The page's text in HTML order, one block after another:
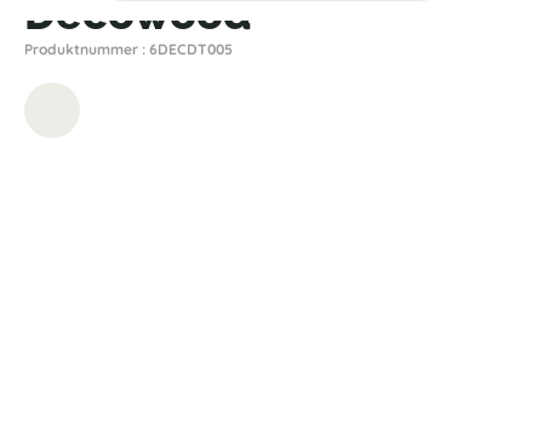
Decowood
Produktnummer : 6DECDT005